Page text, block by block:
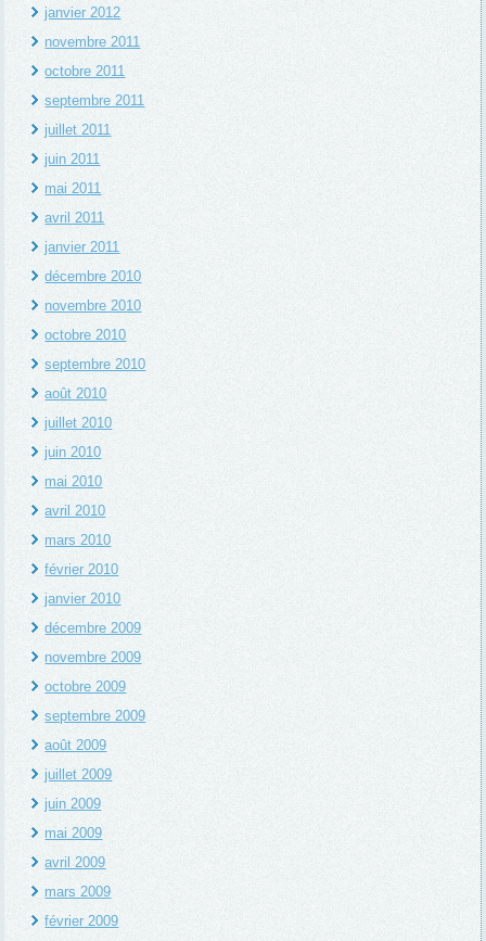
janvier 2012
novembre 2011
octobre 2011
septembre 2011
juillet 2011
juin 2011
mai 2011
avril 2011
janvier 2011
décembre 2010
novembre 2010
octobre 2010
septembre 2010
août 2010
juillet 2010
juin 2010
mai 2010
avril 2010
mars 2010
février 2010
janvier 2010
décembre 2009
novembre 2009
octobre 2009
septembre 2009
août 2009
juillet 2009
juin 2009
mai 2009
avril 2009
mars 2009
février 2009